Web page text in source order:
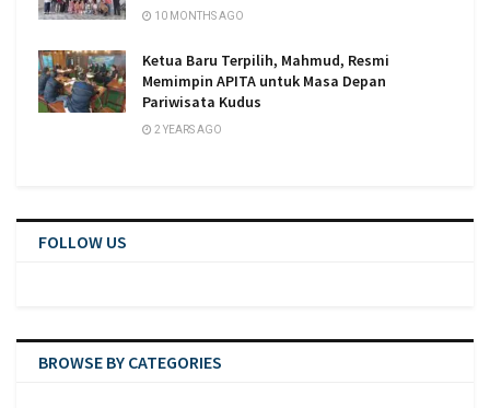
10 MONTHS AGO
Ketua Baru Terpilih, Mahmud, Resmi
Memimpin APITA untuk Masa Depan
Pariwisata Kudus
2 YEARS AGO
FOLLOW US
BROWSE BY CATEGORIES